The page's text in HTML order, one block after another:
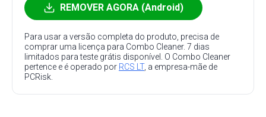
REMOVER AGORA (Android)
Para usar a versão completa do produto, precisa de
comprar uma licença para Combo Cleaner. 7 dias
limitados para teste grátis disponível. O Combo Cleaner
pertence e é operado por RCS LT, a empresa-mãe de
PCRisk.